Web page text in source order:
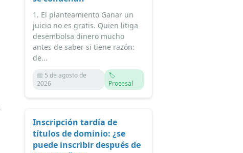
1. El planteamiento Ganar un
juicio no es gratis. Quien litiga
desembolsa dinero mucho
antes de saber si tiene razón:
de...
📅 5 de agosto de
2026
🏷️
Procesal
Inscripción tardía de
títulos de dominio: ¿se
puede inscribir después de